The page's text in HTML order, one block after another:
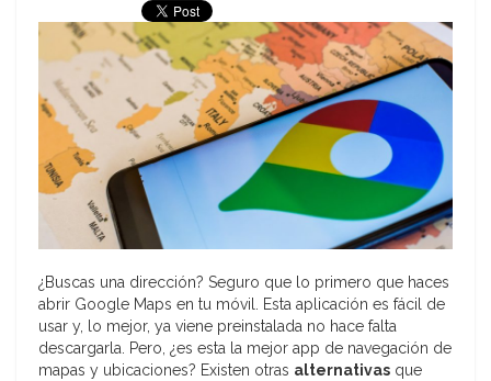
¿Buscas una dirección? Seguro que lo primero que haces
abrir Google Maps en tu móvil. Esta aplicación es fácil de
usar y, lo mejor, ya viene preinstalada no hace falta
descargarla. Pero, ¿es esta la mejor app de navegación de
mapas y ubicaciones? Existen otras alternativas que